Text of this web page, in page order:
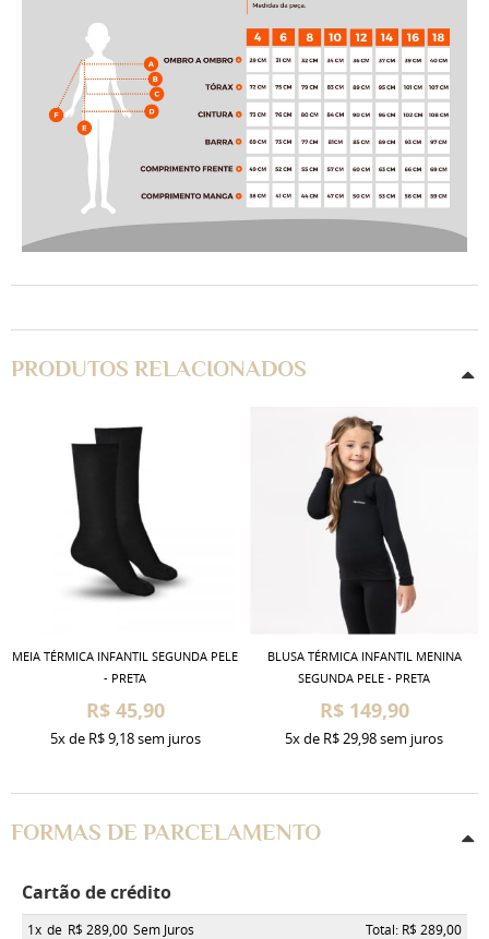
PRODUTOS RELACIONADOS
MEIA TÉRMICA INFANTIL SEGUNDA PELE
- PRETA
R$ 45,90
5xde R$ 9,18sem juros
BLUSA TÉRMICA INFANTIL MENINA
SEGUNDA PELE - PRETA
R$ 149,90
5xde R$ 29,98sem juros
FORMAS DE PARCELAMENTO
Cartão de crédito
1x de R$ 289,00 Sem Juros
Total: R$ 289,00